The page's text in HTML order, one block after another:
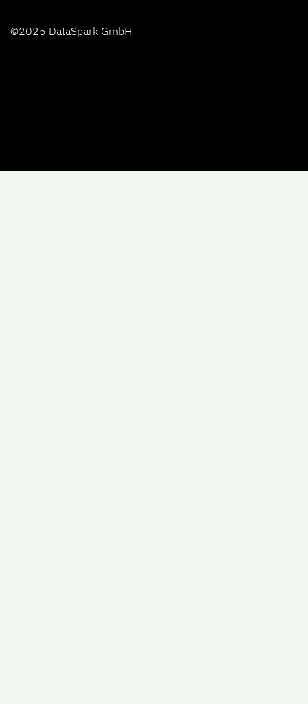
©2025 DataSpark GmbH